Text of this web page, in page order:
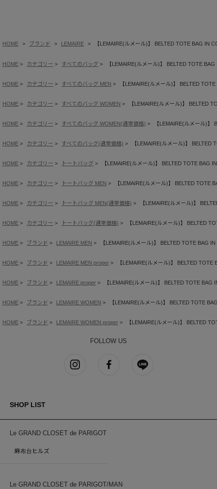
HOME ブランド LEMAIRE 【LEMAIRE(ルメール)】 BELTED TOTE BAG IN
HOME カテゴリー すべてのバッグ 【LEMAIRE(ルメール)】 BELTED TOTE
HOME カテゴリー すべてのバッグ MEN 【LEMAIRE(ルメール)】 BELTED
HOME カテゴリー すべてのバッグ WOMEN 【LEMAIRE(ルメール)】 BELTED
HOME カテゴリー すべてのバッグ WOMEN(通常価格) 【LEMAIRE(ルメール)】
HOME カテゴリー すべてのバッグ(通常価格) 【LEMAIRE(ルメール)】 BELTED
HOME カテゴリー トートバッグ 【LEMAIRE(ルメール)】 BELTED TOTE BAG
HOME カテゴリー トートバッグ MEN 【LEMAIRE(ルメール)】 BELTED TOTE
HOME カテゴリー トートバッグ MEN(通常価格) 【LEMAIRE(ルメール)】
HOME カテゴリー トートバッグ(通常価格) 【LEMAIRE(ルメール)】 BELTED
HOME ブランド LEMAIRE MEN 【LEMAIRE(ルメール)】 BELTED TOTE BAG
HOME ブランド LEMAIRE MEN proper 【LEMAIRE(ルメール)】 BELTED TOTE
HOME ブランド LEMAIRE proper 【LEMAIRE(ルメール)】 BELTED TOTE BAG
HOME ブランド LEMAIRE WOMEN 【LEMAIRE(ルメール)】 BELTED TOTE
HOME ブランド LEMAIRE WOMEN proper 【LEMAIRE(ルメール)】 BELTED
FOLLOW US
SHOP LIST
Le GRAND CLOSET de PARIGOT
麻布台ヒルズ
Le GRAND CLOSET de PARIGOT/MAN